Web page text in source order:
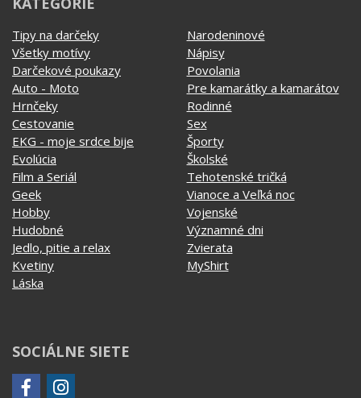
KATEGÓRIE
Tipy na darčeky
Všetky motívy
Darčekové poukazy
Auto - Moto
Hrnčeky
Cestovanie
EKG - moje srdce bije
Evolúcia
Film a Seriál
Geek
Hobby
Hudobné
Jedlo, pitie a relax
Kvetiny
Láska
Narodeninové
Nápisy
Povolania
Pre kamarátky a kamarátov
Rodinné
Sex
Športy
Školské
Tehotenské tričká
Vianoce a Veľká noc
Vojenské
Významné dni
Zvierata
MyShirt
SOCIÁLNE SIETE